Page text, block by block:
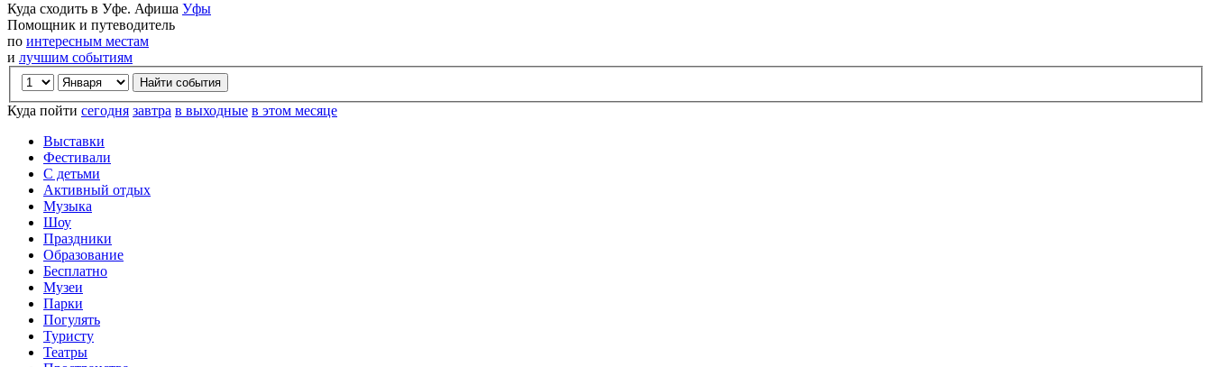
Куда сходить в Уфе. Афиша Уфы
Помощник и путеводитель
по интересным местам
и лучшим событиям
Куда пойти сегодня завтра в выходные в этом месяце
Выставки
Фестивали
С детьми
Активный отдых
Музыка
Шоу
Праздники
Образование
Бесплатно
Музеи
Парки
Погулять
Туристу
Театры